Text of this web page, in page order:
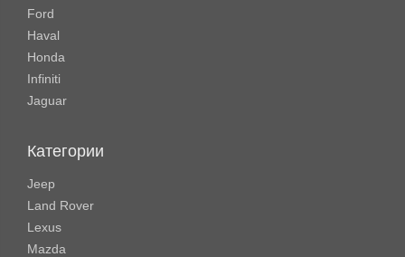
Ford
Haval
Honda
Infiniti
Jaguar
Категории
Jeep
Land Rover
Lexus
Mazda